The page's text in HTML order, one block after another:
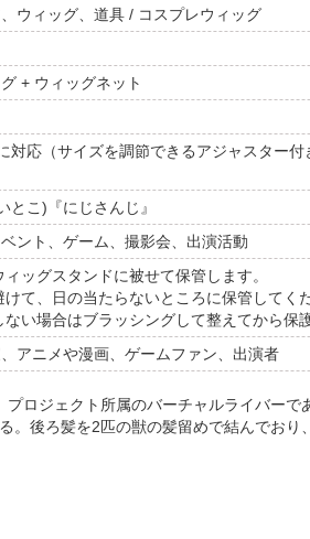
ウィッグ、道具 / コスプレウィッグ
+ ウィッグネット
対応（サイズを調節できるアジャスター
とこ)『にじさんじ』
ント、ゲーム、撮影会、出演活動
ッグスタンドに被せて保管します。
て、日の当たらないところに保管してく
い場合はブラッシングして整えてから保
アニメや漫画、ゲームファン、出演者
ロジェクト所属のバーチャルライバーで
後ろ髪を2匹の獣の髪留めで結んでおり